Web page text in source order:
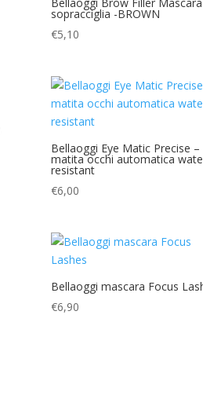
sopracciglia -BROWN
€5,10
Bellaoggi Eye Matic Precise –
matita occhi automatica
resistant
€6,00
Bellaoggi mascara Focus
€6,90